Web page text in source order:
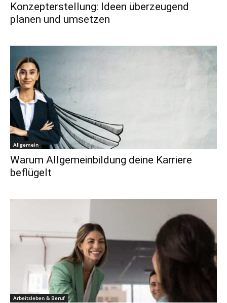
Konzepterstellung: Ideen überzeugend
planen und umsetzen
Allgemein
Warum Allgemeinbildung deine Karriere
beflügelt
Arbeitsleben & Beruf